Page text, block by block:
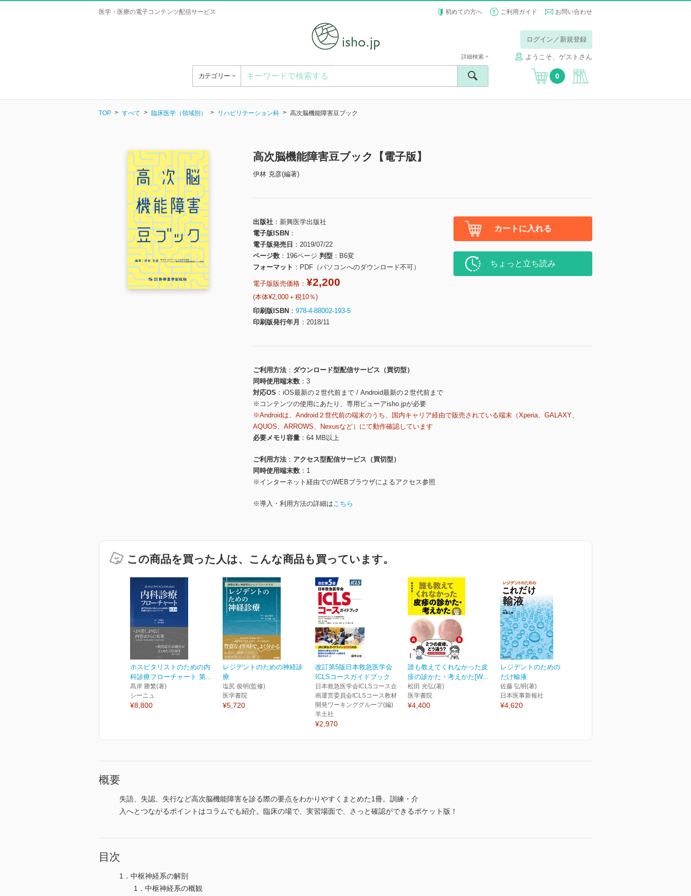
医学・医療の電子コンテンツ配信サービス 初めての方へ ご利用ガイド お問い合わせ
ログイン／新規登録
ようこそ、ゲストさん
カテゴリー
詳細検索
0
TOP すべて 臨床医学（領域別） リハビリテーション科 高次脳機能障害豆ブック
高次脳機能障害豆ブック【電子版】
伊林 克彦(編著)
出版社
新興医学出版社
電子版ISBN
電子版発売日
2019/07/22
ページ数
196ページ 判型
B6変
フォーマット
PDF（パソコンへのダウンロード不可）
電子版販売価格： ¥2,200
(本体¥2,000＋税10％)
印刷版ISBN
978-4-88002-193-5
印刷版発行年月
2018/11
カートに入れる
ちょっと立ち読み
ご利用方法
ダウンロード型配信サービス（買切型）
同時使用端末数
3
対応OS
iOS最新の２世代前まで / Android最新の２世代前まで
※コンテンツの使用にあたり、専用ビューアisho.jpが必要
※Androidは、Android２世代前の端末のうち、国内キャリア経由で販売されている端末（Xperia、GALAXY、
AQUOS、ARROWS、Nexusなど）にて動作確認しています
必要メモリ容量
64 MB以上
ご利用方法
アクセス型配信サービス（買切型）
同時使用端末数
1
※インターネット経由でのWEBブラウザによるアクセス参照
※導入・利用方法の詳細はこちら
この商品を買った人は、こんな商品も買っています。
ホスピタリストのための内
科診療フローチャート 第...
髙岸 勝繁(著)
シーニュ
¥8,800
レジデントのための神経診
療
塩尻 俊明(監修)
医学書院
¥5,720
改訂第5版日本救急医学会
ICLSコースガイドブック
日本救急医学会ICLSコース企
画運営委員会ICLSコース教材
開発ワーキンググループ(編)
羊土社
¥2,970
誰も教えてくれなかった皮
疹の診かた・考えかた[W...
松田 光弘(著)
医学書院
¥4,400
レジデントのための これ
だけ輸液
佐藤 弘明(著)
日本医事新報社
¥4,620
概要
失語、失認、失行など高次脳機能障害を診る際の要点をわかりやすくまとめた1冊。訓練・介
入へとつながるポイントはコラムでも紹介。臨床の場で、実習場面で、さっと確認ができるポケット版！
目次
1．中枢神経系の解剖
1．中枢神経系の概観